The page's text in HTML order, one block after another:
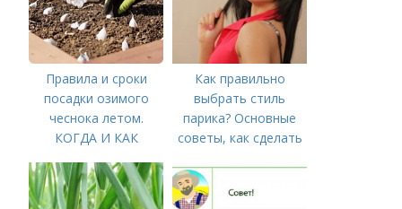
Правила и сроки
посадки озимого
чеснока летом.
КОГДА И КАК
ПОСАДИТЬ ОЗИМЫЙ
ЧЕСНОК
Как правильно
выбрать стиль
парика? Основные
советы, как сделать